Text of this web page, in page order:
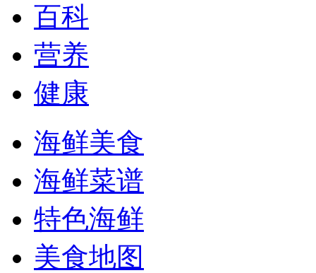
百科
营养
健康
海鲜美食
海鲜菜谱
特色海鲜
美食地图